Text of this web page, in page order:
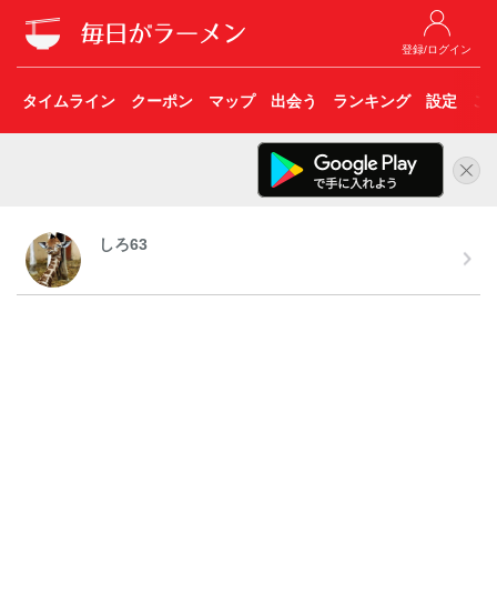
登録/ログイン
タイムライン クーポン マップ 出会う ランキング 設定 こ
しろ63